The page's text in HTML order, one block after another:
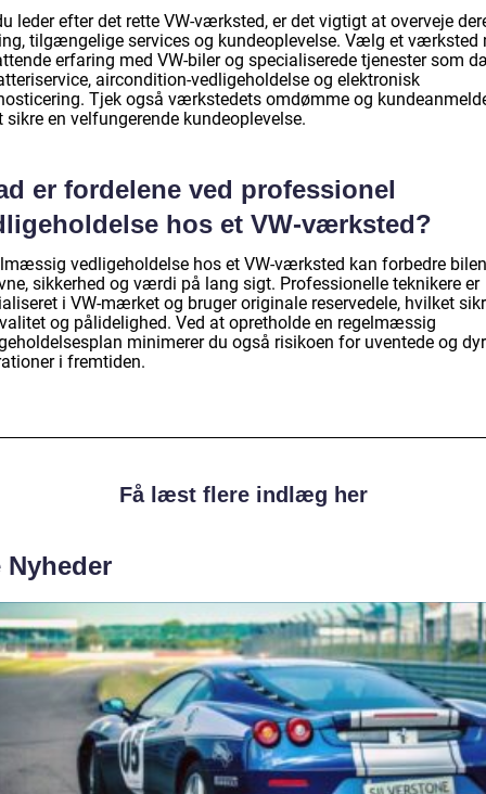
leder efter det rette VW-værksted, er det vigtigt at overveje
tilgængelige services og kundeoplevelse. Vælg et værksted
erfaring med VW-biler og specialiserede tjenester som
aircondition-vedligeholdelse og elektronisk
Tjek også værkstedets omdømme og
sikre en velfungerende kundeoplevelse.
er fordelene ved professionel
hos et VW-værksted?
vedligeholdelse hos et VW-værksted kan forbedre
sikkerhed og værdi på lang sigt. Professionelle teknikere er
i VW-mærket og bruger originale reservedele, hvilket
og pålidelighed. Ved at opretholde en regelmæssig
minimerer du også risikoen for uventede og
i fremtiden.
Få læst flere indlæg her
Nyheder